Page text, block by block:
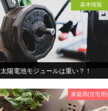
基本情報
太陽電池モジュールは重い？！
家庭用(住宅用)